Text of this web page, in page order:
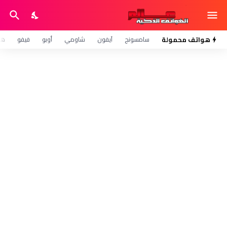
هواتف محمولة سامسونج آيفون شاومي أوبو فيفو